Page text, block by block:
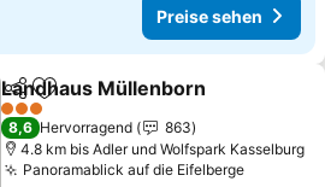
Preise sehen
TeilenZu Favoriten hinzufügen
Landhaus Müllenborn
3 Sterne
8,6 Hervorragend
863
4.8 km bis Adler und Wolfspark Kasselburg
Panoramablick auf die EifelbergePreise